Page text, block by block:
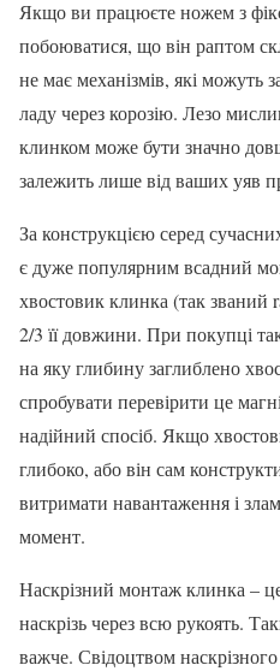
Якщо ви працюєте ножем з
побоюватися, що він раптом
не має механізмів, які можуть
ладу через корозію. Лезо
клинком може бути значно
залежить лише від ваших уяв
За конструкцією серед
є дуже популярним всадний
хвостовик клинка (так званий
2/3 її довжини. При покупці
на яку глибину заглиблено
спробувати перевірити це
надійний спосіб. Якщо
глибоко, або він сам
витримати навантаження і
момент.
Наскрізний монтаж клинка –
наскрізь через всю рукоять.
важче. Свідоцтвом